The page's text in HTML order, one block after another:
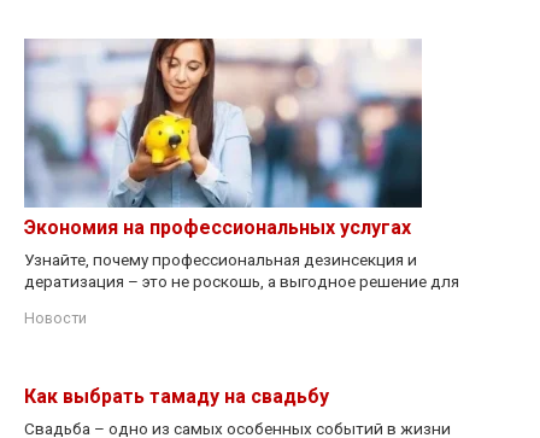
Экономия на профессиональных услугах
Узнайте, почему профессиональная дезинсекция и
дератизация – это не роскошь, а выгодное решение для
Новости
Как выбрать тамаду на свадьбу
Свадьба – одно из самых особенных событий в жизни